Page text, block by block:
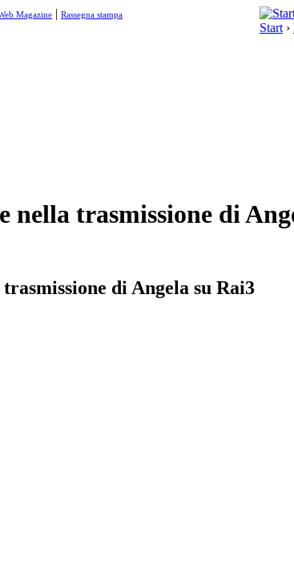
Magazine | Rassegna stampa
Start ›
nella trasmissione di
di Angela su Rai3